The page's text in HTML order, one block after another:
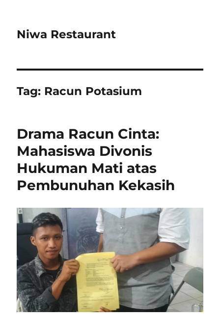
Niwa Restaurant
Tag: Racun Potasium
Drama Racun Cinta:
Mahasiswa Divonis
Hukuman Mati atas
Pembunuhan Kekasih